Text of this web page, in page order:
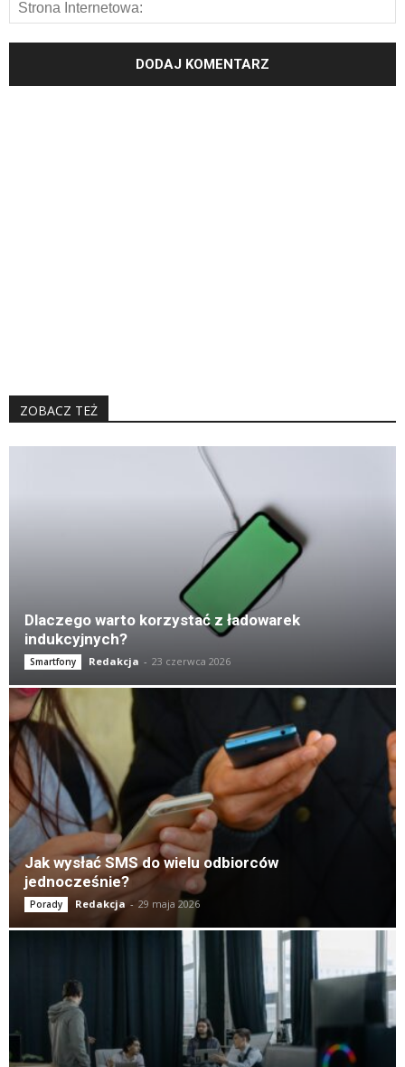
ZOBACZ TEŻ
Dlaczego warto korzystać z ładowarek
indukcyjnych?
Smartfony Redakcja - 23 czerwca 2026
Jak wysłać SMS do wielu odbiorców
jednocześnie?
Porady Redakcja - 29 maja 2026